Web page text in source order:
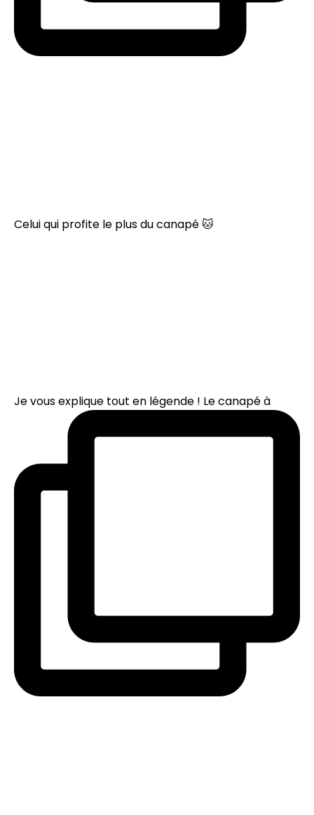
Celui qui profite le plus du canapé 🐱
Je vous explique tout en légende ! Le canapé à